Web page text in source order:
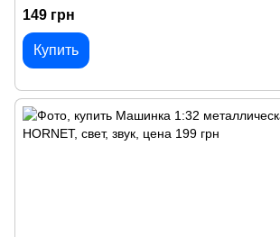
149 грн
Купить